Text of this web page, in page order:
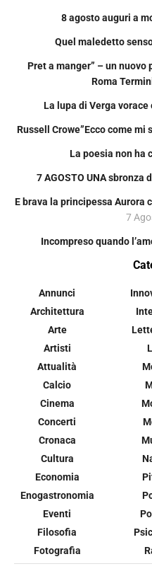
8 agosto auguri a
Quel maledetto
Pret a manger” – un
Roma
La lupa di Verga
Russell Crowe”Ecco come mi
La poesia non ha
7 AGOSTO UNA sbronza
E brava la principessa Aurora
7
Incompreso quando
Annunci
Architettura
Arte
Artisti
Attualità
Calcio
Cinema
Concerti
Cronaca
Cultura
Economia
Enogastronomia
Eventi
Filosofia
Fotografia